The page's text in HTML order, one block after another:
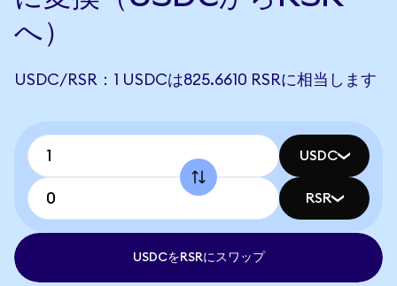
へ）
USDC/RSR：1 USDCは825.6610 RSRに相当します
USDC
RSR
USDCをRSRにスワップ